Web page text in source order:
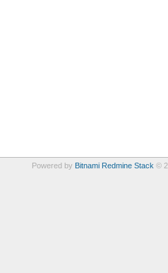
Powered by Bitnami Redmine Stack ©